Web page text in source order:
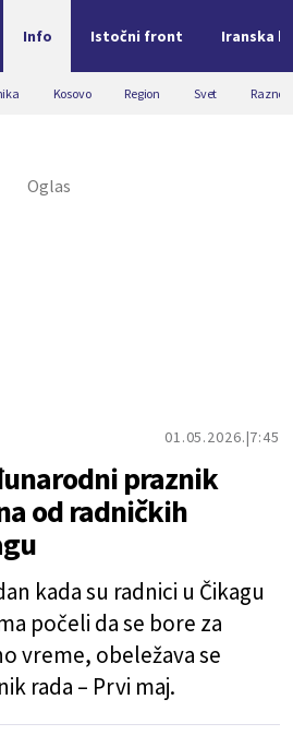
Info Istočni front Iranska
Kosovo Region Svet Razno
01.05.2026. 7:45
praznik
od radničkih
kada su radnici u Čikagu
počeli da se bore za
vreme, obeležava se
rada – Prvi maj.